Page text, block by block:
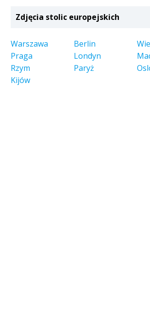
Zdjęcia stolic europejskich
Warszawa Berlin
Praga
Londyn
Rzym
Paryż
Kijów